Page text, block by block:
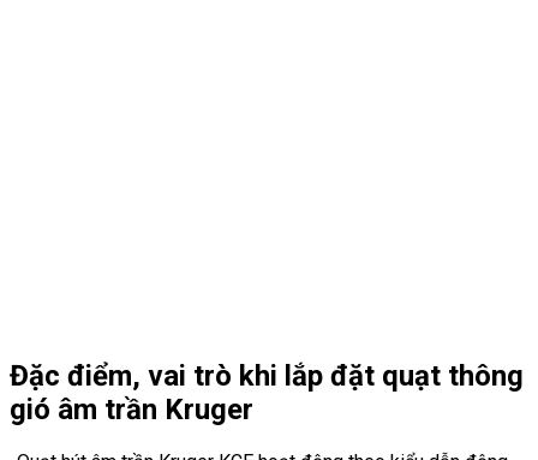
Đặc điểm, vai trò khi lắp đặt quạt thông
gió âm trần Kruger